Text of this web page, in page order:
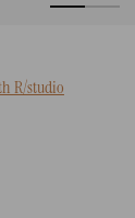
R/studio